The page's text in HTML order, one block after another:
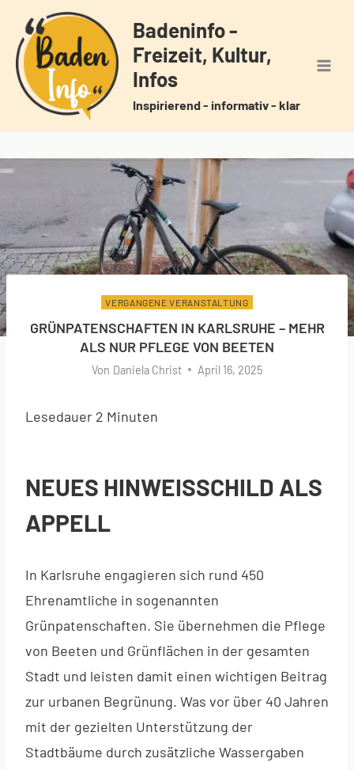
Inhalt
springen
Badeninfo -
Freizeit, Kultur,
Infos
Inspirierend - informativ - klar
VERGANGENE VERANSTALTUNG
GRÜNPATENSCHAFTEN IN KARLSRUHE – MEHR
ALS NUR PFLEGE VON BEETEN
Von Daniela Christ April 16, 2025
Lesedauer 2 Minuten
NEUES HINWEISSCHILD ALS
APPELL
In Karlsruhe engagieren sich rund 450
Ehrenamtliche in sogenannten
Grünpatenschaften. Sie übernehmen die Pflege
von Beeten und Grünflächen in der gesamten
Stadt und leisten damit einen wichtigen Beitrag
zur urbanen Begrünung. Was vor über 40 Jahren
mit der gezielten Unterstützung der
Stadtbäume durch zusätzliche Wassergaben